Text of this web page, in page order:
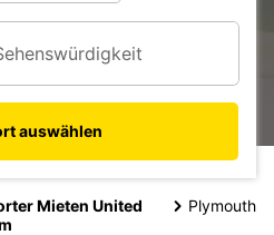
auswählen
Mieten United
Plymouth